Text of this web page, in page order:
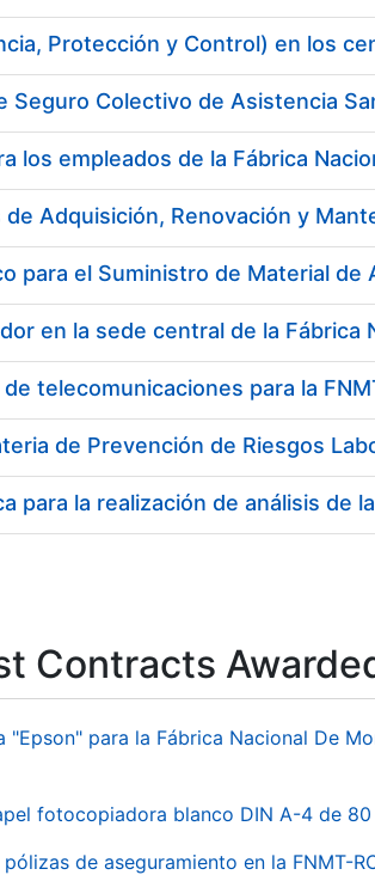
Protección y Control) en los
telecomunicaciones para la
para la realización de análisis de
Contracts
para la Fábrica Nacional De
fotocopiadora blanco DIN A-4 de 80
de aseguramiento en la FNMT-